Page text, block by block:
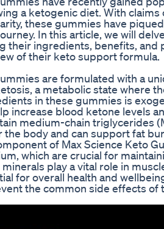
a ketogenic diet. With
these gummies have
In this article, we will
their ingredients, benefits,
of their keto support formula.
are formulated with a
a metabolic state where
in these gummies is
increase blood ketone levels
medium-chain triglycerides
the body and can support fat
of Max Science Keto
which are crucial for
play a vital role in
for overall health and
the common side effects of